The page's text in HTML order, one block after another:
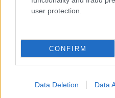
user protection.
CONFIRM
Data Deletion Data